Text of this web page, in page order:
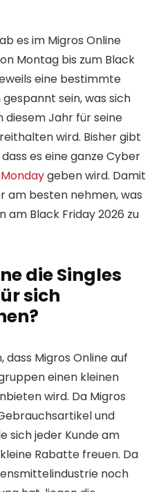
es im Migros Online
Montag bis zum Black
eine bestimmte
sein, was sich
diesem Jahr für seine
wird. Bisher gibt
es eine ganze Cyber
geben wird. Damit
am besten nehmen, was
am Black Friday 2026 zu
die Singles
sich
Migros Online auf
einen kleinen
wird. Da Migros
und
sich jeder Kunde am
Rabatte freuen. Da
noch